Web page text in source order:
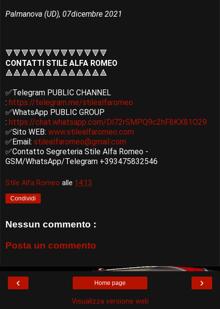
Palmanova (UD), 07dicembre 2021
🔻🔻🔻🔻🔻🔻🔻🔻🔻🔻🔻🔻🔻
CONTATTI STILE ALFA ROMEO
🔺🔺🔺🔺🔺🔺🔺🔺🔺🔺🔺🔺🔺
✅Telegram PUBLIC CHANNEL
: https://telegram.me/stilealfaromeo
✅WhatsApp PUBLIC GROUP
: https://chat.whatsapp.com/Dl72rSMPQ9c2hF8KX81O29
✅Sito WEB: www.stilealfaromeo.com
✅Email: stilealfaromeo@gmail.com
✅Contatto Segreteria Stile Alfa Romeo -
GSM/WhatsApp/Telegram +393475832546
Stile Alfa Romeo alle 14:13
Condividi
Nessun commento :
Posta un commento
‹ ›
Home page
Visualizza versione web